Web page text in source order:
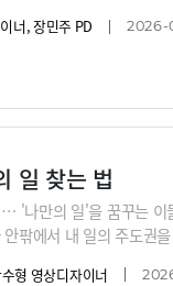
은 차별화된 가치의 핵심
너, 장민주 PD 2026-
일 찾는 법
'나만의 일'을 꿈꾸는
팎에서 내 일의 주도권
형 영상디자이너